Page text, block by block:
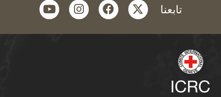
تابعنا twitter
facebook
instagram
youtube